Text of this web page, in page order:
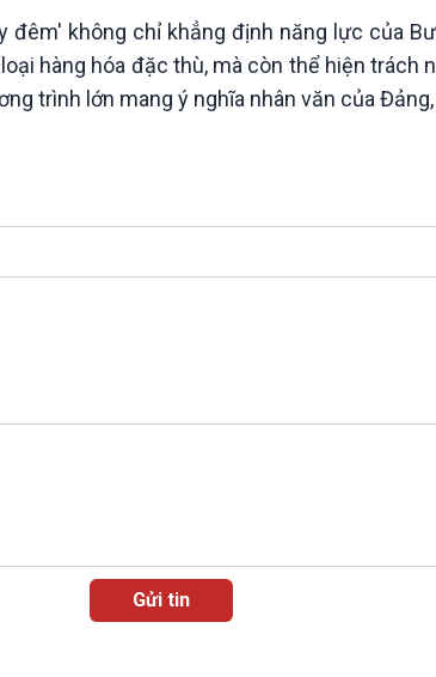
đêm' không chỉ khẳng định năng lực của
hàng hóa đặc thù, mà còn thể hiện trách
trình lớn mang ý nghĩa nhân văn của